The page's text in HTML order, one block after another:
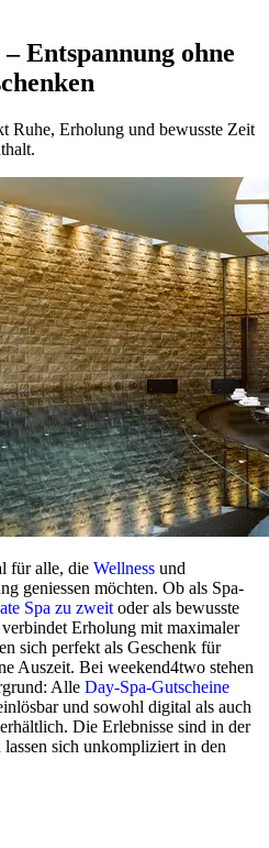
Entspannung ohne
Ruhe, Erholung und bewusste Zeit
für alle, die Wellness und
geniessen möchten. Ob als Spa-
Spa zu zweit oder als bewusste
verbindet Erholung mit maximaler
sich perfekt als Geschenk für
Auszeit. Bei weekend4two stehen
Alle Day-Spa-Gutscheine
und sowohl digital als auch
Die Erlebnisse sind in der
sich unkompliziert in den